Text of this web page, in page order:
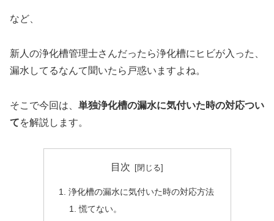
など、
新人の浄化槽管理士さんだったら浄化槽にヒビが入った、
漏水してるなんて聞いたら戸惑いますよね。
そこで今回は、 単独浄化槽の漏水に気付いた時の対応つい
てを解説します。
目次
浄化槽の漏水に気付いた時の対応方法
慌てない。